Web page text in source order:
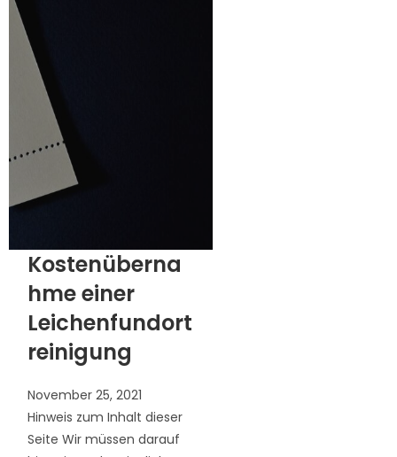
Kostenüberna
hme einer
Leichenfundort
reinigung
November 25, 2021
Hinweis zum Inhalt dieser
Seite Wir müssen darauf